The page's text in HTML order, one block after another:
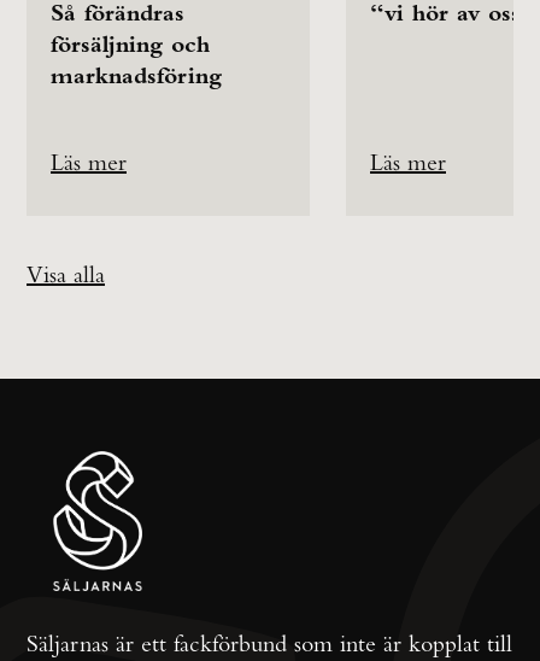
Visa alla
Så förändras
försäljning och
marknadsföring
Läs mer
“vi hör av oss”
Läs mer
Säljarnas är ett fackförbund som inte är kopplat till